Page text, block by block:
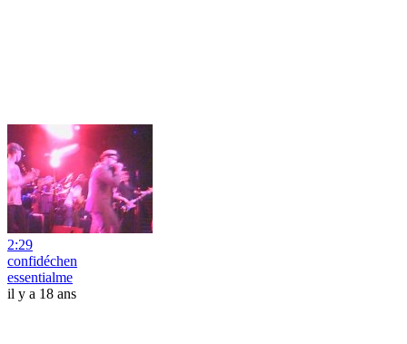
2:29
confidéchen
essentialme
il y a 18 ans